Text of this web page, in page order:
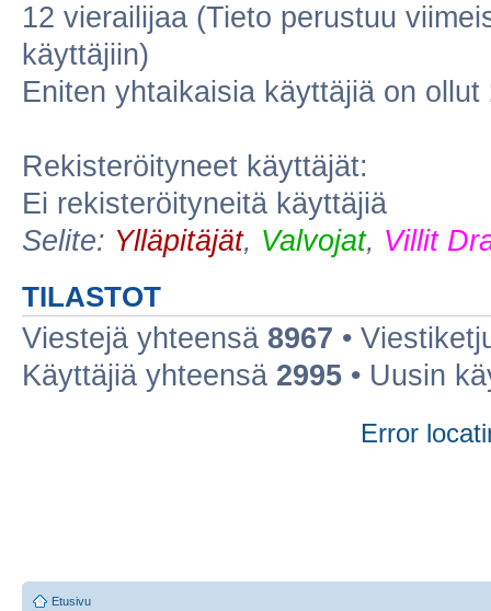
12 vierailijaa (Tieto perustuu
käyttäjiin)
Eniten yhtaikaisia käyttäjiä on ollut
Rekisteröityneet käyttäjät:
Ei rekisteröityneitä käyttäjiä
Selite: Ylläpitäjät, Valvojat, Villit
TILASTOT
Viestejä yhteensä 8967 •
Käyttäjiä yhteensä 2995 • Uusin
Error
Etusivu